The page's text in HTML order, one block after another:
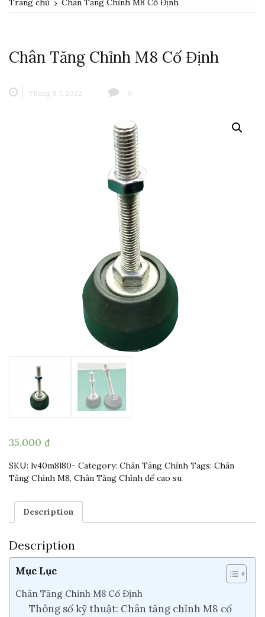
Chân Tăng Chỉnh M8 Cố Định
Tháng 8 7, 2022 0
35.000 ₫
SKU: lv40m8l80- Category: Chân Tăng Chỉnh Tags: Chân
Tăng Chỉnh M8, Chân Tăng Chỉnh đế cao su
Description
Description
Mục Lục
Chân Tăng Chỉnh M8 Cố Định
Thông số kỹ thuật: Chân tăng chỉnh M8 cố